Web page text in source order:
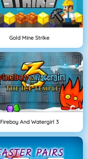
Gold Mine Strike
Fireboy And Watergirl 3